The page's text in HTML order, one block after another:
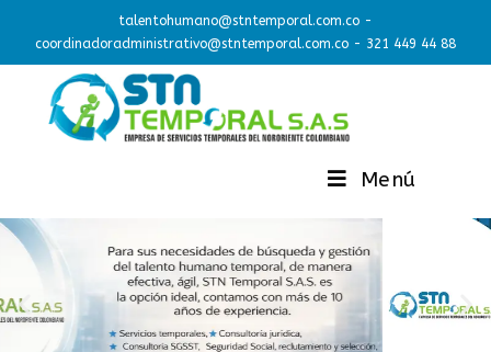
talentohumano@stntemporal.com.co -
coordinadoradministrativo@stntemporal.com.co - 321 449 44 88
Menú